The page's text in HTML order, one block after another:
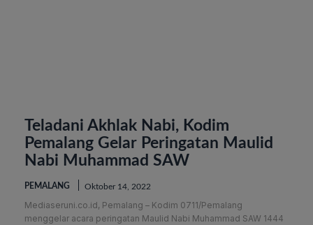
Teladani Akhlak Nabi, Kodim
Pemalang Gelar Peringatan Maulid
Nabi Muhammad SAW
PEMALANG Oktober 14, 2022
Mediaseruni.co.id, Pemalang – Kodim 0711/Pemalang
menggelar acara peringatan Maulid Nabi Muhammad SAW 1444